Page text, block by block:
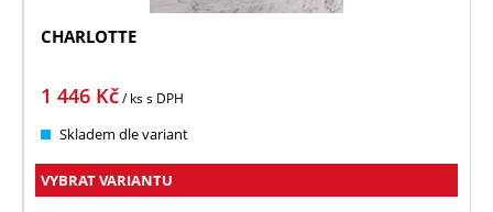
CHARLOTTE
1 446 Kč/ kss DPH
Skladem dle variant
VYBRAT VARIANTU